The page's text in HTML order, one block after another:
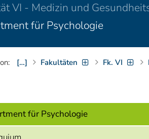
VI - Medizin und
für Psychologie
[…] Fakultäten Fk. VI
für Psychologie